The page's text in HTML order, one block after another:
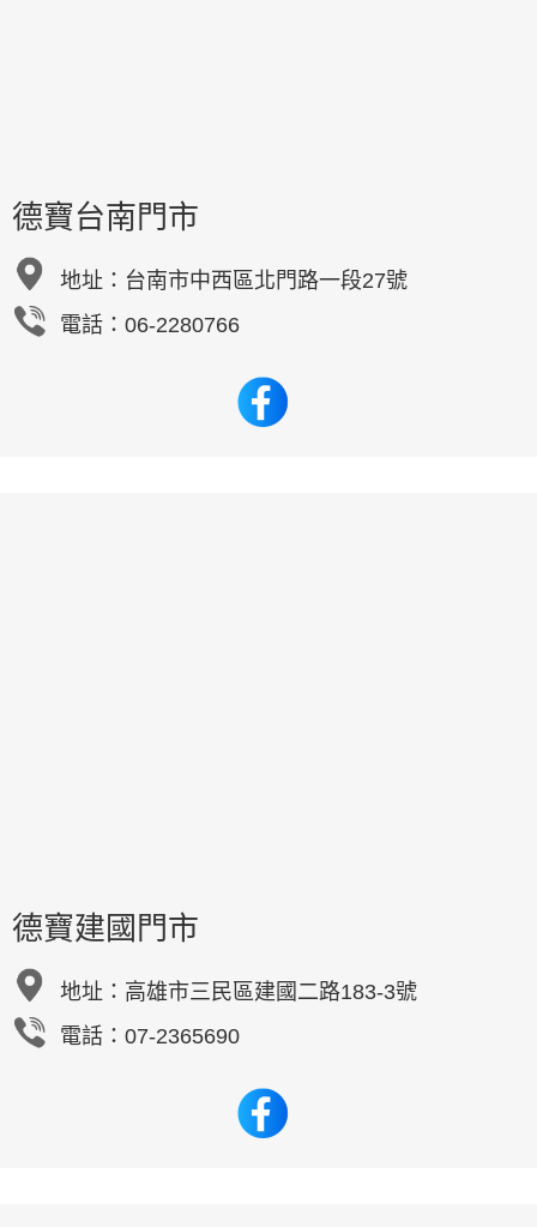
德寶台南門市
地址： 台南市中西區北門路一段27號
電話：06-2280766
德寶建國門市
地址： 高雄市三民區建國二路183-3號
電話：07-2365690